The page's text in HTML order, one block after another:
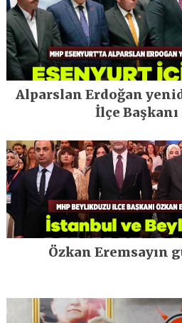
Alparslan Erdoğan
İlçe
Özkan Eremsayın